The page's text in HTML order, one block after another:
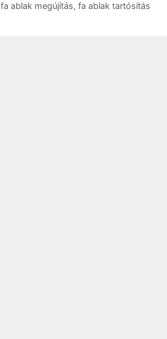
fa ablak megújítás, fa ablak tartósítás